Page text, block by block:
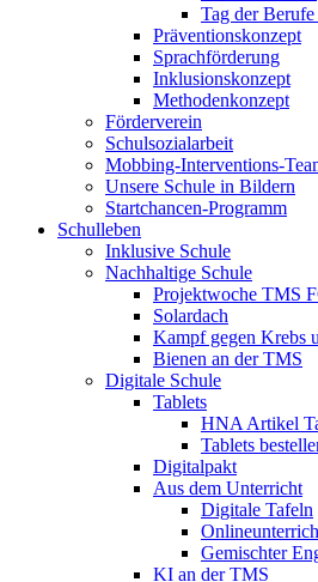
Tag der
Präventionskonzept
Sprachförderung
Inklusionskonzept
Methodenkonzept
Förderverein
Schulsozialarbeit
Mobbing-Interventions-
Unsere Schule in Bildern
Startchancen-Programm
Schulleben
Inklusive Schule
Nachhaltige Schule
Projektwoche TMS
Solardach
Kampf gegen Krebs
Bienen an der TMS
Digitale Schule
Tablets
HNA Artikel
Tablets
Digitalpakt
Aus dem Unterricht
Digitale Tafeln
Gemischter
KI an der TMS